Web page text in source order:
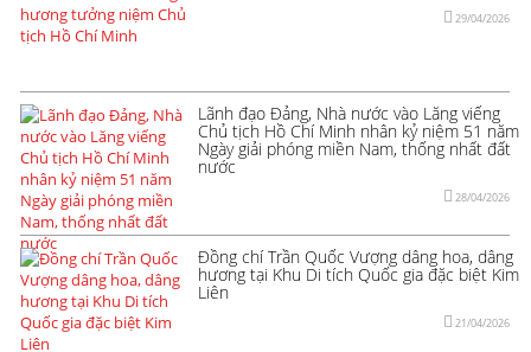
29/04/2026
Lãnh đạo Đảng, Nhà nước vào Lăng viếng
Chủ tịch Hồ Chí Minh nhân kỷ niệm 51 năm
Ngày giải phóng miền Nam, thống nhất đất
nước
28/04/2026
Đồng chí Trần Quốc Vượng dâng hoa, dâng
hương tại Khu Di tích Quốc gia đặc biệt Kim
Liên
21/04/2026